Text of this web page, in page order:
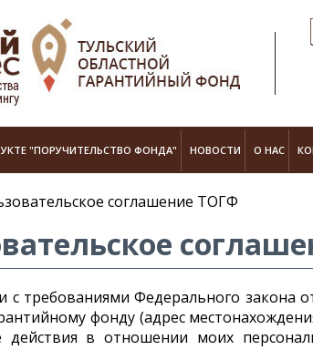
"ПОРУЧИТЕЛЬСТВО ФОНДА" НОВОСТИ О НАС
соглашение ТОГФ
с требованиями Федерального закона
фонду (адрес
в отношении моих